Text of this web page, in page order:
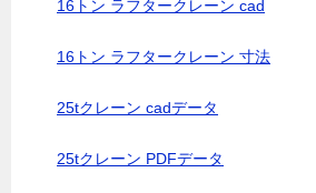
16トン ラフタークレーン cad
16トン ラフタークレーン 寸法
25tクレーン cadデータ
25tクレーン PDFデータ